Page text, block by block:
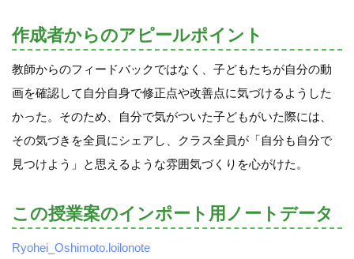
作成者からのアピールポイント
教師からのフィードバックではなく、子どもたちが自分の動
画を確認して自分自身で修正点や改善点に気づけるようした
かった。そのため、自分で気がついた子どもがいた際には、
その気づきを全員にシェアし、クラス全員が「自分も自分で
見つけよう」と思えるような雰囲気づくりを心がけた。
この授業案のインポート用ノートデータ
Ryohei_Oshimoto.loilonote